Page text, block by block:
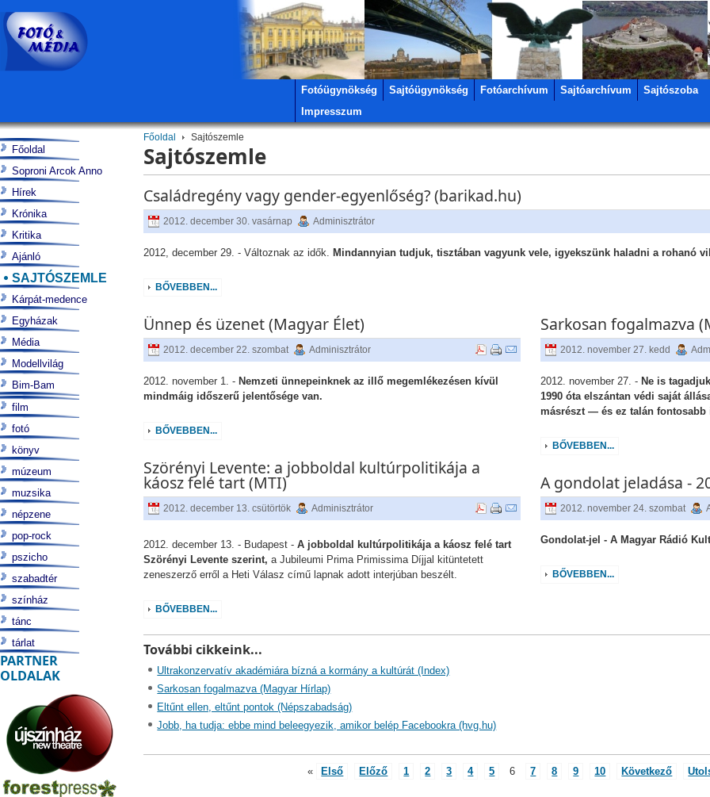
Fotóügynökség Sajtóügynökség Fotóarchívum Sajtóarchívum
Sajtószoba
Impresszum
Főoldal Sajtószemle
Sajtószemle
Családregény vagy gender-egyenlőség? (barikad.hu)
2012. december 30. vasárnap Adminisztrátor
2012, december 29. - Változnak az idők. Mindannyian tudjuk, tisztában vagyunk vele, igyekszünk haladni a rohanó
BŐVEBBEN...
Ünnep és üzenet (Magyar Élet)
2012. december 22. szombat Adminisztrátor
2012. november 1. - Nemzeti ünnepeinknek az illő megemlékezésen kívül
mindmáig időszerű jelentősége van.
BŐVEBBEN...
Szörényi Levente: a jobboldal kultúrpolitikája a
káosz felé tart (MTI)
2012. december 13. csütörtök Adminisztrátor
2012. december 13. - Budapest -A jobboldal kultúrpolitikája a káosz felé tart
Szörényi Levente szerint, a Jubileumi Prima Primissima Díjjal kitüntetett
zeneszerző erről a Heti Válasz című lapnak adott interjúban beszélt.
BŐVEBBEN...
Sarkosan fogalmazva
2012. november 27. kedd
2012. november 27. - Ne is
1990 óta elszántan védi saját
másrészt — és ez talán
BŐVEBBEN...
A gondolat jeladása -
2012. november 24. szombat
Gondolat-jel - A Magyar Rádió
BŐVEBBEN...
További cikkeink...
Ultrakonzervatív akadémiára bízná a kormány a kultúrát (Index)
Sarkosan fogalmazva (Magyar Hírlap)
Eltűnt ellen, eltűnt pontok (Népszabadság)
Jobb, ha tudja: ebbe mind beleegyezik, amikor belép Facebookra (hvg.hu)
« Első Előző 1 2 3 4 5 6 7 8 9 10 Következő
Főoldal
Soproni Arcok Anno
Hírek
Krónika
Kritika
Ajánló
SAJTÓSZEMLE
Kárpát-medence
Egyházak
Média
Modellvilág
Bim-Bam
film
fotó
könyv
múzeum
muzsika
népzene
pop-rock
pszicho
szabadtér
színház
tánc
tárlat
PARTNER
OLDALAK